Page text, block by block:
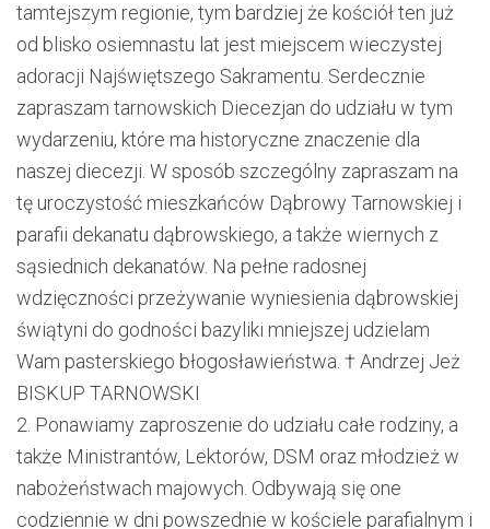
tamtejszym regionie, tym bardziej że kościół ten już
od blisko osiemnastu lat jest miejscem wieczystej
adoracji Najświętszego Sakramentu. Serdecznie
zapraszam tarnowskich Diecezjan do udziału w tym
wydarzeniu, które ma historyczne znaczenie dla
naszej diecezji. W sposób szczególny zapraszam na
tę uroczystość mieszkańców Dąbrowy Tarnowskiej i
parafii dekanatu dąbrowskiego, a także wiernych z
sąsiednich dekanatów. Na pełne radosnej
wdzięczności przeżywanie wyniesienia dąbrowskiej
świątyni do godności bazyliki mniejszej udzielam
Wam pasterskiego błogosławieństwa. † Andrzej Jeż
BISKUP TARNOWSKI
2. Ponawiamy zaproszenie do udziału całe rodziny, a
także Ministrantów, Lektorów, DSM oraz młodzież w
nabożeństwach majowych. Odbywają się one
codziennie w dni powszednie w kościele parafialnym i